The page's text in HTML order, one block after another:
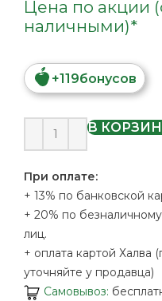
Цена по акции
наличными)*
+119бонусов
В
При оплате:
+ 13% по банковской
+ 20% по
лиц.
+ оплата картой Халва
уточняйте у продавца)
Самовывоз: